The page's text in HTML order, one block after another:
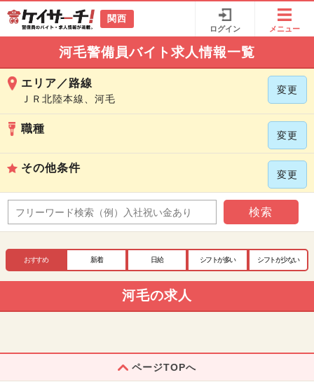
関西
ログイン メニュー
河毛警備員バイト求人情報一覧
エリア／路線
ＪＲ北陸本線、河毛
変更
職種
変更
その他条件
変更
検索
おすすめ 新着 日給 シフトが多い シフトが少ない
河毛の求人
ページTOPへ